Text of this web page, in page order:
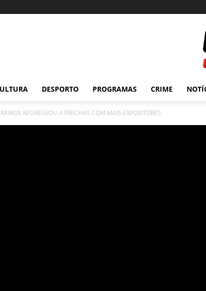
DESPORTO PROGRAMAS CRIME
REGRESSOU A FRECHAS COM MAIS EXPOSITORES